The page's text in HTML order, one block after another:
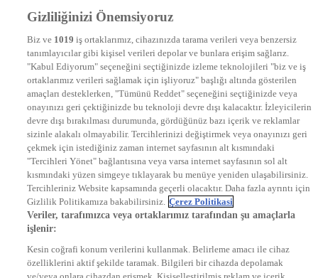
DYG Televizyonlar
STAR
EURO STAR
KRAL POP TV
DYG Radyolar
NTV RADYO
KRAL FM
KRAL POP
EKSEN
VOYAGE
DYG Dijital
ntv.com.tr
ntvspor.net
secim.ntv.com.tr
startv.com.tr
kralmuzik.com.tr
Gizliliğinizi Önemsiyoruz
Biz ve 1019 iş ortaklarımız, cihazınızda tarama verileri veya benzersiz
tanımlayıcılar gibi kişisel verileri depolar ve bunlara erişim sağlarız.
"Kabul Ediyorum" seçeneğini seçtiğinizde izleme teknolojileri "biz ve iş
ortaklarımız verileri sağlamak için işliyoruz" başlığı altında gösterilen
amaçları desteklerken, "Tümünü Reddet" seçeneğini seçtiğinizde veya
onayınızı geri çektiğinizde bu teknoloji devre dışı kalacaktır. İzleyicilerin
devre dışı bırakılması durumunda, gördüğünüz bazı içerik ve reklamlar
sizinle alakalı olmayabilir. Tercihlerinizi değiştirmek veya onayınızı geri
çekmek için istediğiniz zaman internet sayfasının alt kısmındaki
"Tercihleri Yönet" bağlantısına veya varsa internet sayfasının sol alt
kısmındaki yüzen simgeye tıklayarak bu menüye yeniden ulaşabilirsiniz.
Tercihleriniz Website kapsamında geçerli olacaktır. Daha fazla ayrıntı için
Gizlilik Politikamıza bakabilirsiniz. Çerez Politikasi
Veriler, tarafımızca veya ortaklarımız tarafından şu amaçlarla
işlenir:
Kesin coğrafi konum verilerini kullanmak. Belirleme amacı ile cihaz
özelliklerini aktif şekilde taramak. Bilgileri bir cihazda depolamak